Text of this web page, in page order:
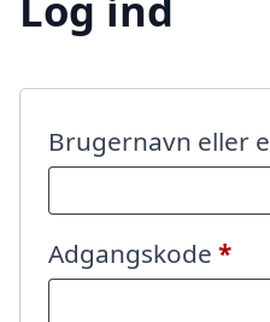
Brugernavn eller
Adgangskode *